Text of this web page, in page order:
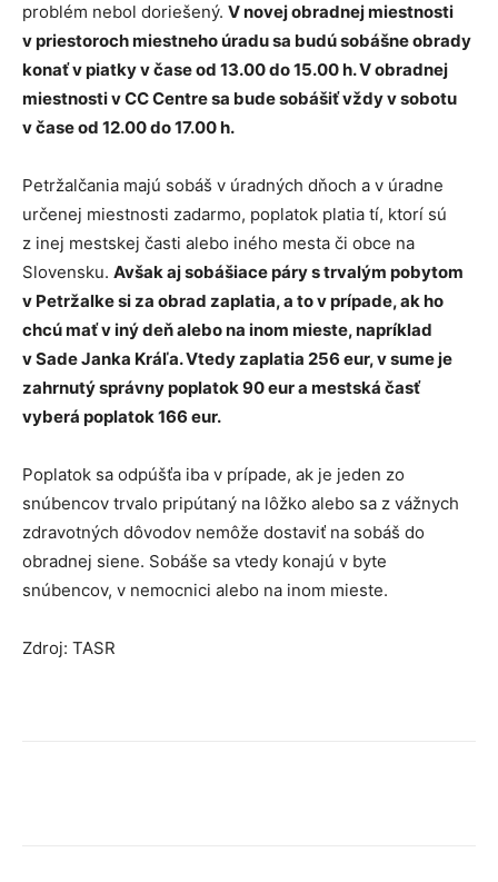
problém nebol doriešený. V novej obradnej miestnosti
v priestoroch miestneho úradu sa budú sobášne obrady
konať v piatky v čase od 13.00 do 15.00 h. V obradnej
miestnosti v CC Centre sa bude sobášiť vždy v sobotu
v čase od 12.00 do 17.00 h.
Petržalčania majú sobáš v úradných dňoch a v úradne
určenej miestnosti zadarmo, poplatok platia tí, ktorí sú
z inej mestskej časti alebo iného mesta či obce na
Slovensku. Avšak aj sobášiace páry s trvalým pobytom
v Petržalke si za obrad zaplatia, a to v prípade, ak ho
chcú mať v iný deň alebo na inom mieste, napríklad
v Sade Janka Kráľa. Vtedy zaplatia 256 eur, v sume je
zahrnutý správny poplatok 90 eur a mestská časť
vyberá poplatok 166 eur.
Poplatok sa odpúšťa iba v prípade, ak je jeden zo
snúbencov trvalo pripútaný na lôžko alebo sa z vážnych
zdravotných dôvodov nemôže dostaviť na sobáš do
obradnej siene. Sobáše sa vtedy konajú v byte
snúbencov, v nemocnici alebo na inom mieste.
Zdroj: TASR